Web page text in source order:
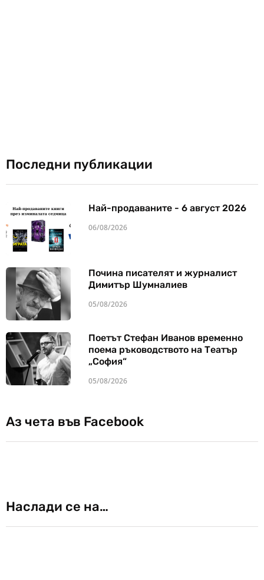
Последни публикации
Най-продаваните - 6 август 2026
06/08/2026
Почина писателят и журналист
Димитър Шумналиев
05/08/2026
Поетът Стефан Иванов временно
поема ръководството на Театър
„София“
05/08/2026
Аз чета във Facebook
Наслади се на…